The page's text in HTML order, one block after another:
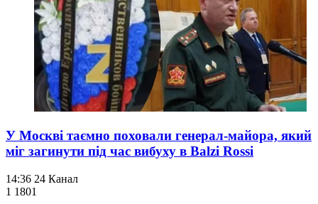
У Москві таємно поховали генерал-майора, який
міг загинути під час вибуху в Balzi Rossi
14:36 24 Канал
1 1801